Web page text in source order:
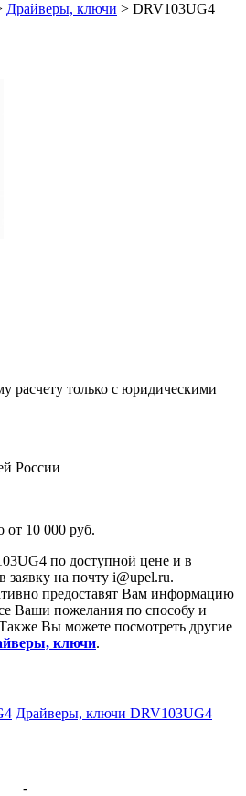
Драйверы, ключи > DRV103UG4
расчету только с юридическими
России
от 10 000 руб.
по доступной цене и в
заявку на почту i@upel.ru.
предоставят Вам информацию
Ваши пожелания по способу и
Вы можете посмотреть другие
ключи.
Драйверы, ключи DRV103UG4
-